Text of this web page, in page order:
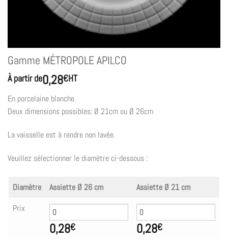
Gamme MÉTROPOLE APILCO
À partir de0,28€HT
En porcelaine blanche.
Deux dimensions possibles: Ø 21cm ou Ø 26cm
La vaisselle est à rendre non lavée.
Veuillez sélectionner le diamètre ci-dessous :
Diamètre Assiette Ø 26 cm
Assiette Ø 21 cm
Prix
0,28€ 0,28€